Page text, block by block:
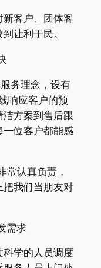
客户、团体客
让利于民。
务理念，设有
响应客户的预
方案到售后跟
位客户都能感
常认真负责，
我们当朋友对
需求
学的人员调度